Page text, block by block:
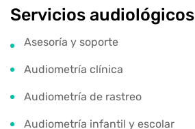
Servicios audiológicos
Asesoría y soporte
Audiometría clínica
Audiometría de rastreo
Audiometría infantil y escolar